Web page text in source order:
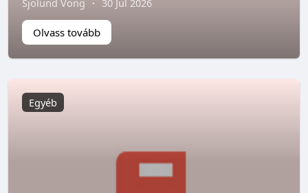
Olvass tovább
Egyéb